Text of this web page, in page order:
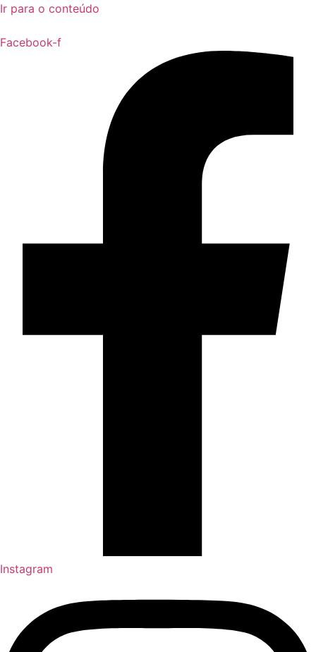
Ir para o conteúdo
Facebook-f
Instagram